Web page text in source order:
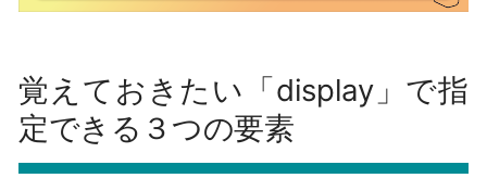
覚えておきたい「display」で指
定できる３つの要素